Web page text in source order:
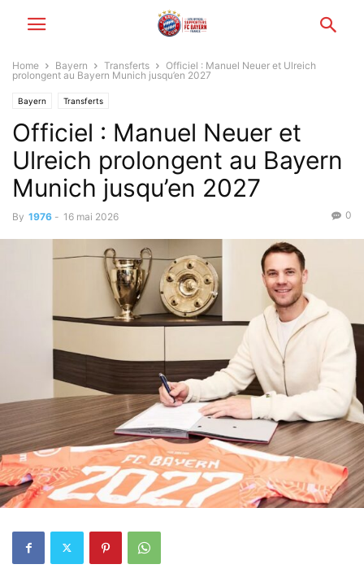
Home Bayern Transferts
Officiel : Manuel Neuer et Ulreich
prolongent au Bayern Munich jusqu’en 2027
Bayern Transferts
Officiel : Manuel Neuer et
Ulreich prolongent au Bayern
Munich jusqu’en 2027
By 1976 - 16 mai 2026 0